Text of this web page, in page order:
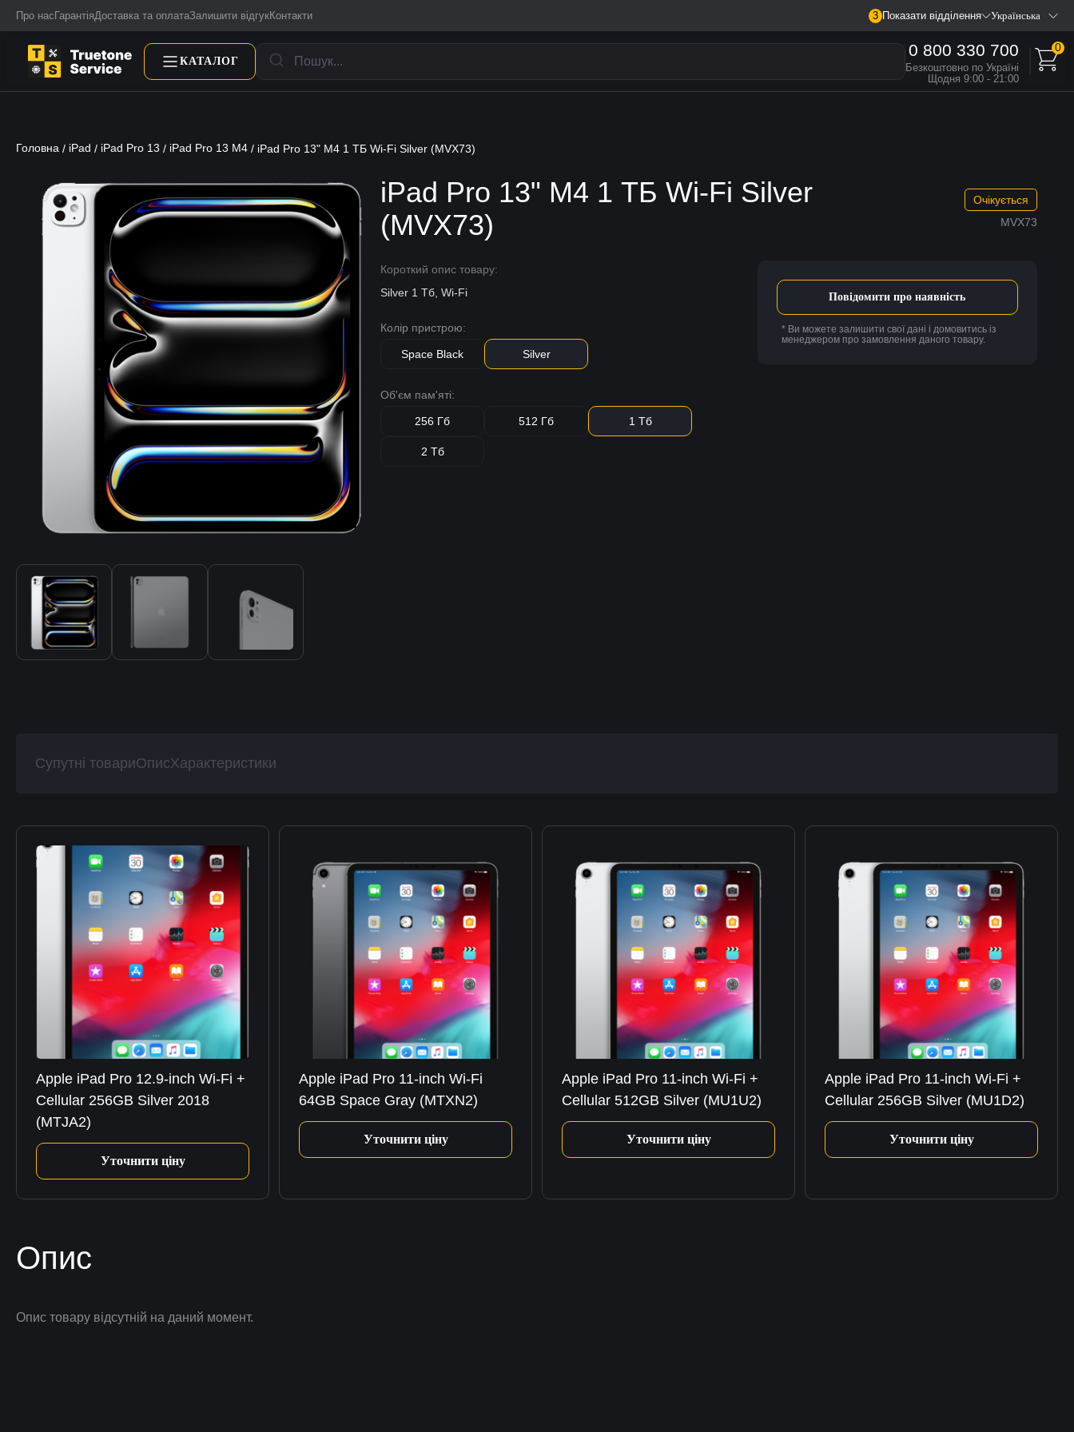
Про нас ГарантіяДоставка та оплатаЗалишити відгукКонтакти 3 Показати відділення Українська
КАТАЛОГ
0 800 330 700
Безкоштовно по Україні
Щодня 9:00 - 21:00
0
Головна / iPad / iPad Pro 13 / iPad Pro 13 M4 / iPad Pro 13" M4 1 ТБ Wi-Fi Silver (MVX73)
iPad Pro 13" M4 1 ТБ Wi-Fi Silver
(MVX73)
MVX73
Очікується
Короткий опис товару:
Silver 1 Тб, Wi-Fi
Колір пристрою:
Space Black Silver
Об'єм пам'яті:
256 Гб 512 Гб 1 Тб
2 Тб
Повідомити про наявність
* Ви можете залишити свої дані і домовитись із
менеджером про замовлення даного товару.
Супутні товариОписХарактеристики
Apple iPad Pro 12.9-inch Wi-Fi +
Cellular 256GB Silver 2018
(MTJA2)
Уточнити ціну
Apple iPad Pro 11-inch Wi-Fi
64GB Space Gray (MTXN2)
Уточнити ціну
Apple iPad Pro 11-inch Wi-Fi +
Cellular 512GB Silver (MU1U2)
Уточнити ціну
Apple iPad Pro 11-inch Wi-Fi +
Cellular 256GB Silver (MU1D2)
Уточнити ціну
Опис
Опис товару відсутній на даний момент.